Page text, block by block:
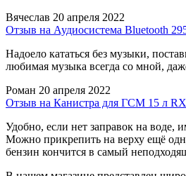
Вячеслав 20 апреля 2022
Отзыв на Аудиосистема Bluetooth
Надоело кататься без музыки,
любимая музыка всегда со мной,
Роман 20 апреля 2022
Отзыв на Канистра для ГСМ 15 л
Удобно, если нет заправок на воде,
Можно прикрепить на верху ещё
бензин кончится в самый